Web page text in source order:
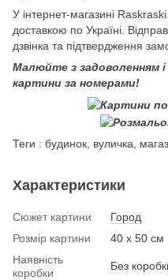
У інтернет-магазині
доставкою по Україні.
дзвінка та підтвердження
Малюйте з задоволенням і
картини за номерами!
Теги : будинок, вуличка,
Характеристики
Сюжет картини
Город
Розмір картини
40 х 50 см
Наявність
коробки
Без